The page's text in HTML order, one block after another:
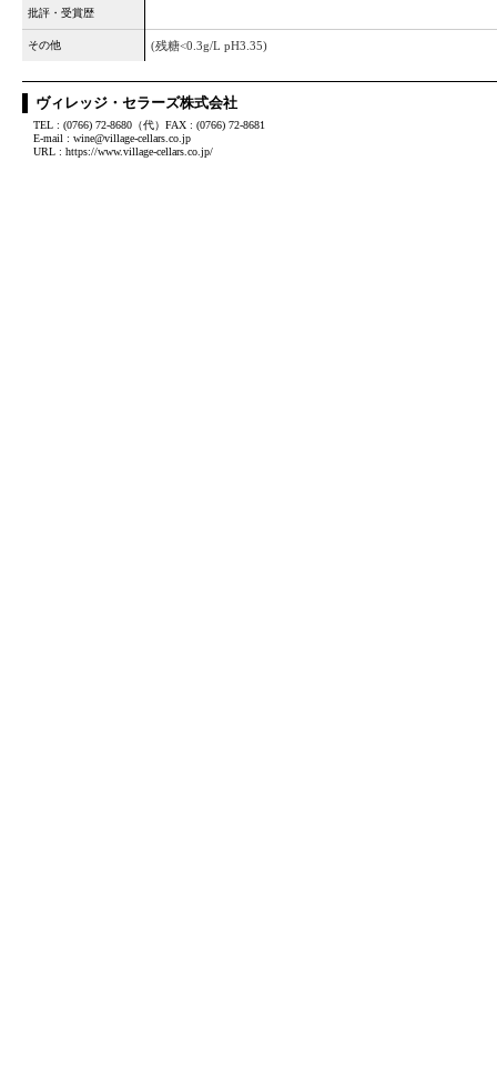
批評・受賞歴
その他 (残糖<0.3g/L pH3.35)
ヴィレッジ・セラーズ株式会社
TEL : (0766) 72-8680（代）FAX : (0766) 72-8681
E-mail : wine@village-cellars.co.jp
URL : https://www.village-cellars.co.jp/